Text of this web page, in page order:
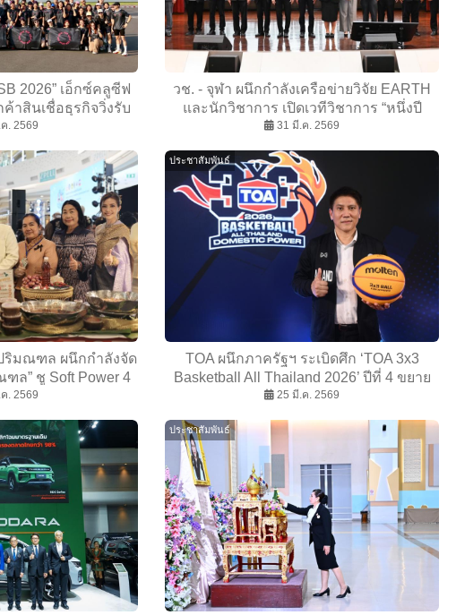
2026” เอ็กซ์คลูซีฟ
าสินเชื่อธุรกิจวิ่งรับ
กาะรัตนโกสินทร์
. 2569
วช. - จุฬา ผนึกกำลังเครือข่ายวิจัย EARTH
และนักวิชาการ เปิดเวทีวิชาการ “หนึ่งปี
เหตุการณ์แผ่นดินไหว 28 มีนาคม 2568“ ถอด
ปลอดภัยของประเทศไทย
31 มี.ค. 2569
ริมณฑล ผนึกกำลังจัด
ล” ชู Soft Power 4
ทธา-ศิลป์-กิน-เที่ยว”
ละสเปลล์
. 2569
ประชาสัมพันธ์
TOA ผนึกภาครัฐฯ ระเบิดศึก ‘TOA 3x3
Basketball All Thailand 2026’ ปีที่ 4 ขยาย
15 สนามทั่วไทย ชูยุทธศาสตร์ ‘Domestic
25 มี.ค. 2569
ประชาสัมพันธ์